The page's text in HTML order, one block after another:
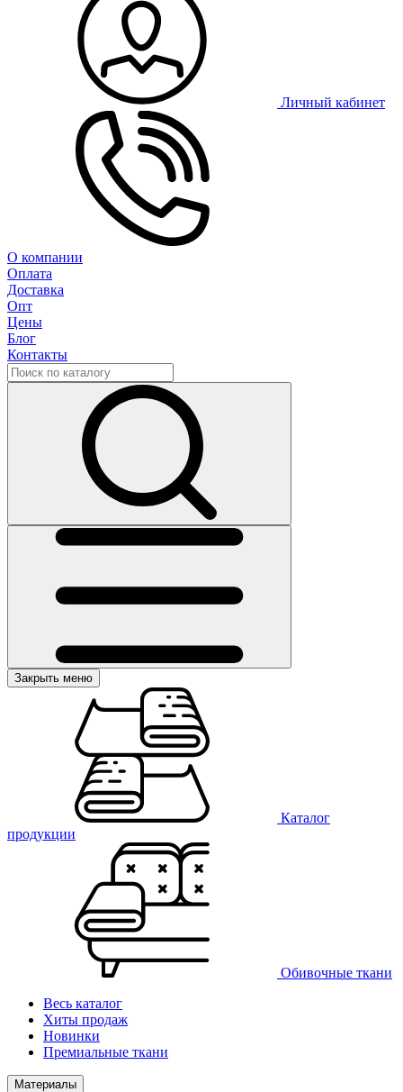
Личный кабинет
О компании
Оплата
Доставка
Опт
Цены
Блог
Контакты
Закрыть меню
Каталог
продукции
Обивочные ткани
Весь каталог
Хиты продаж
Новинки
Премиальные ткани
Материалы